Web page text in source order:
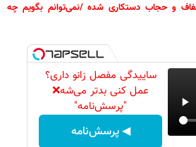
و حجاب دستکاری شده /نمی‌توانم بگویم چه
ساییدگی مفصل زانو داری؟
عمل کنی بدتر می‌شه❌
"پرسش‌نامه"
◀ پرسش‌نامه